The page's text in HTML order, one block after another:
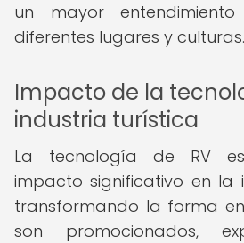
un mayor
diferentes lugares y culturas.
Impacto de la
industria turística
La tecnología de RV
impacto significativo en la
transformando la forma
son promocionados,